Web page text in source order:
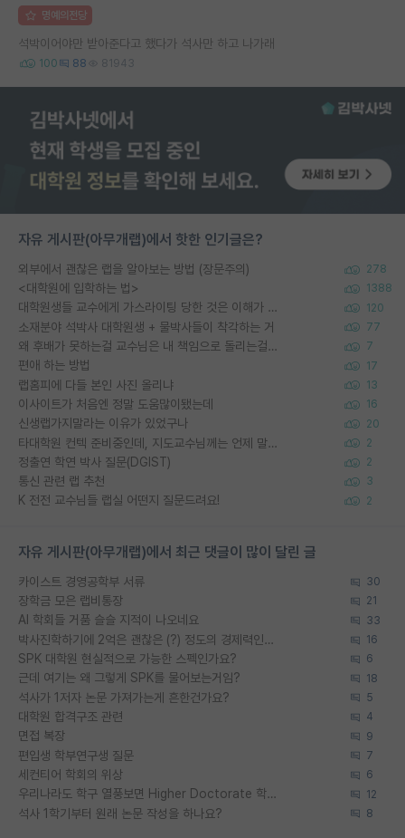
명예의전당
석박이어야만 받아준다고 했다가 석사만 하고 나가래
100 88 81943
자유 게시판(아무개랩)에서 핫한 인기글은?
외부에서 괜찮은 랩을 알아보는 방법 (장문주의) 278
<대학원에 입학하는 법> 1388
대학원생들 교수에게 가스라이팅 당한 것은 이해가 갑니다. 안타깝네요. 120
소재분야 석박사 대학원생 + 물박사들이 착각하는 거 77
왜 후배가 못하는걸 교수님은 내 책임으로 돌리는걸까요? 7
편애 하는 방법 17
랩홈피에 다들 본인 사진 올리냐 13
이사이트가 처음엔 정말 도움많이됐는데 16
신생랩가지말라는 이유가 있었구나 20
타대학원 컨텍 준비중인데, 지도교수님께는 언제 말씀드려야 할까요? 2
정출연 학연 박사 질문(DGIST) 2
통신 관련 랩 추천 3
K 전전 교수님들 랩실 어떤지 질문드려요! 2
자유 게시판(아무개랩)에서 최근 댓글이 많이 달린 글
카이스트 경영공학부 서류 30
장학금 모은 랩비통장 21
AI 학회들 거품 슬슬 지적이 나오네요 33
박사진학하기에 2억은 괜찮은 (?) 정도의 경제력인가요 16
SPK 대학원 현실적으로 가능한 스펙인가요? 6
근데 여기는 왜 그렇게 SPK를 물어보는거임? 18
석사가 1저자 논문 가져가는게 흔한건가요? 5
대학원 합격구조 관련 4
면접 복장 9
편입생 학부연구생 질문 7
세컨티어 학회의 위상 6
우리나라도 학구 열풍보면 Higher Doctorate 학위가 필요하다고 봅니다. 12
석사 1학기부터 원래 논문 작성을 하나요? 8